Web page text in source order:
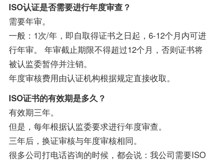
ISO认证是否需要进行年度审查？
需要年审。
一般：1次/年，即自取得证书之日起，6-12个月内可进
行年审。 年审截止期限不得超过12个月，否则证书将
被认监委暂停并注销。
年度审核费用由认证机构根据规定直接收取。
ISO证书的有效期是多久？
有效期三年。
但是，每年根据认监委要求进行年度审查。
三年后，换证审核与年度审核相同。
很多公司打电话咨询的时候，都会说：我公司需要ISO